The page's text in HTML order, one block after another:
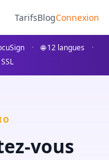
TarifsBlogConnexion
· 🌐 12 langues
·
vous
します。無料のディ